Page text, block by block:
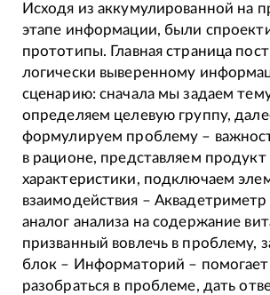
Исходя из аккумулированной на
этапе информации, были
прототипы. Главная страница
логически выверенному
сценарию: сначала мы задаем
определяем целевую группу,
формулируем проблему –
в рационе, представляем продукт
характеристики, подключаем
взаимодействия –
аналог анализа на содержание
призванный вовлечь в проблему,
блок – Информаторий –
разобраться в проблеме, дать